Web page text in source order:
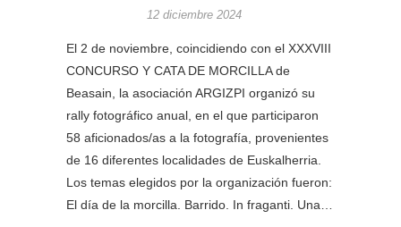
12 diciembre 2024
El 2 de noviembre, coincidiendo con el XXXVIII
CONCURSO Y CATA DE MORCILLA de
Beasain, la asociación ARGIZPI organizó su
rally fotográfico anual, en el que participaron
58 aficionados/as a la fotografía, provenientes
de 16 diferentes localidades de Euskalherria.
Los temas elegidos por la organización fueron:
El día de la morcilla. Barrido. In fraganti. Una…